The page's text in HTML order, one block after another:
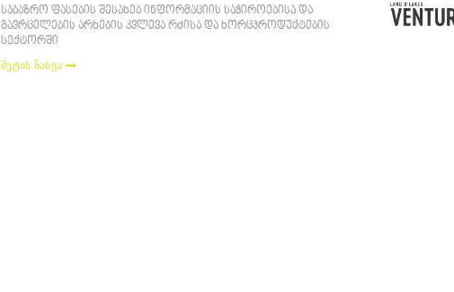
საბაზრო ფასების შესახებ ინფორმაციის საჭიროებისა და
გავრცელების არხების კვლევა რძისა და ხორცპროდუქტების
სექტორში
მეტის ნახვა